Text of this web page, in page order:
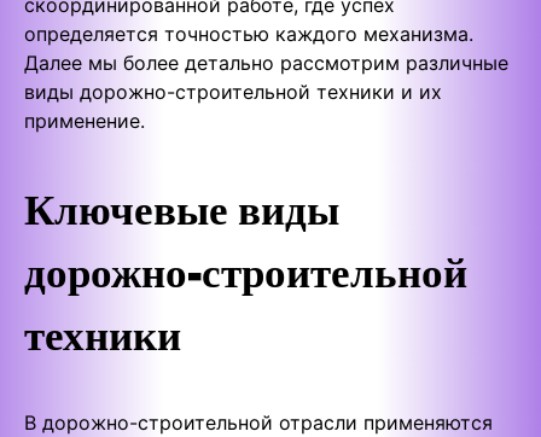
определяется точностью каждого механизма.
Далее мы более детально рассмотрим различные
виды дорожно-строительной техники и их
применение.
Ключевые виды
дорожно-строительной
техники
В дорожно-строительной отрасли применяются